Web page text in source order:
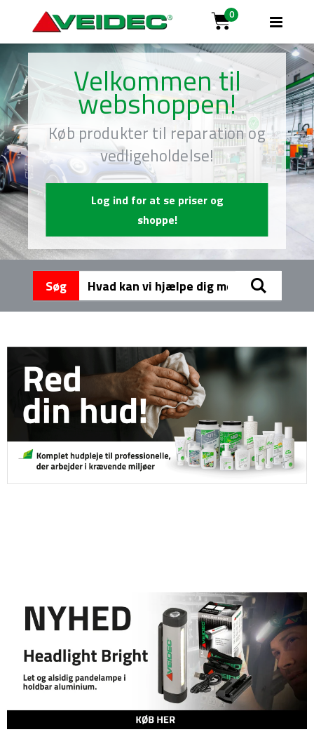
Cart
0
Nav
Velkommen til
webshoppen!
Køb produkter til reparation og
vedligeholdelse!
Log ind for at se priser og
shoppe!
Søg